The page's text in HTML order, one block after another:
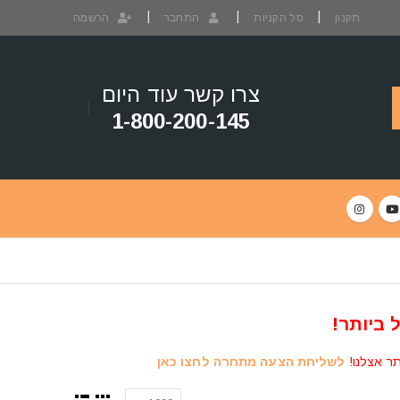
תקנון סל הקניות התחבר הרשמה
צרו קשר עוד היום
1-800-200-145
ביותר!
אצלנו! לשליחת הצעה מתחרה לחצו כאן